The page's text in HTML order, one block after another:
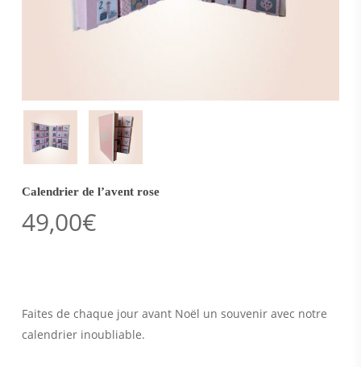
Calendrier de l’avent rose
49,00€
Faites de chaque jour avant Noël un souvenir avec notre
calendrier inoubliable.